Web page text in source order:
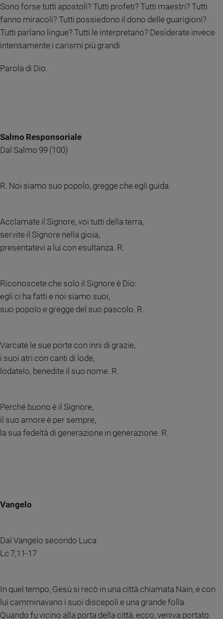
Diritti
Aziende
valore
Caso
settimana
Cultura
Sanremo
Tv
Famiglia
ed
e
figli
Nonni
e
Adolescenza
Foto
Podcast
Privacy
Sono forse tutti apostoli? Tutti profeti? Tutti maestri? Tutti
fanno miracoli? Tutti possiedono il dono delle guarigioni?
Tutti parlano lingue? Tutti le interpretano? Desiderate invece
intensamente i carismi più grandi.
Parola di Dio.
Salmo Responsoriale
Dal Salmo 99 (100)
R. Noi siamo suo popolo, gregge che egli guida.
Acclamate il Signore, voi tutti della terra,
servite il Signore nella gioia,
presentatevi a lui con esultanza. R.
Riconoscete che solo il Signore è Dio:
egli ci ha fatti e noi siamo suoi,
suo popolo e gregge del suo pascolo. R.
Varcate le sue porte con inni di grazie,
i suoi atri con canti di lode,
lodatelo, benedite il suo nome. R.
Perché buono è il Signore,
il suo amore è per sempre,
la sua fedeltà di generazione in generazione. R.
Vangelo
Dal Vangelo secondo Luca
Lc 7,11-17
In quel tempo, Gesù si recò in una città chiamata Nain, e con
lui camminavano i suoi discepoli e una grande folla.
Quando fu vicino alla porta della città, ecco, veniva portato